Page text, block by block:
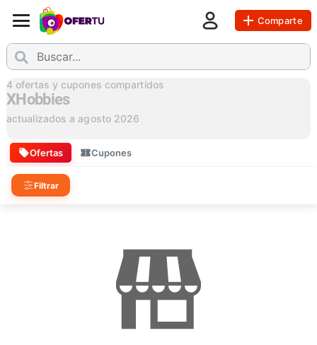
Comparte
4 ofertas y cupones compartidos
XHobbies
actualizados a agosto 2026
Ofertas Cupones
Filtrar